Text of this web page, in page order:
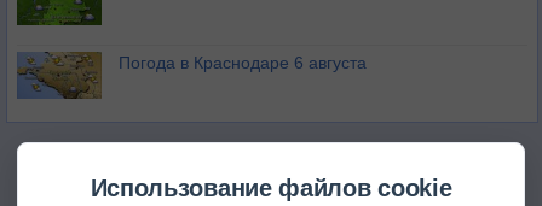
Погода в Краснодаре 6 августа
Использование файлов cookie